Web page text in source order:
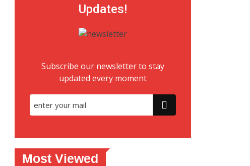
Updates!
Subscribe our newsletter to stay
updated every moment
Most Viewed